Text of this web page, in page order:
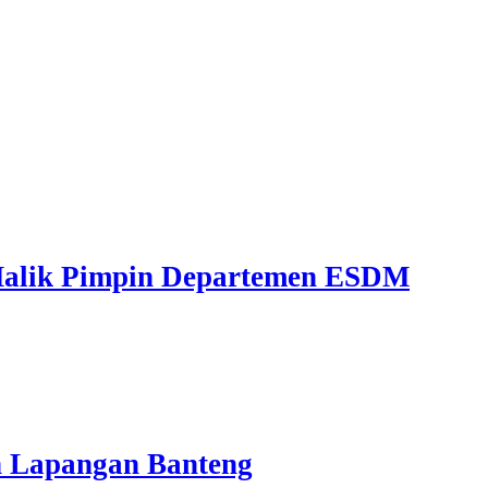
Pimpin Departemen ESDM
Banteng